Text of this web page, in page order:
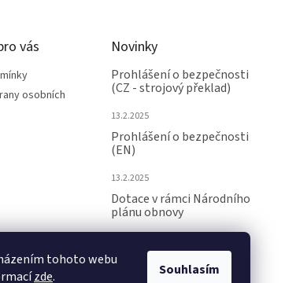
tohoto webu
zde. Souhlasím
vás
osobních
Novinky
Prohlášení o bezpečnosti
(CZ - strojový překlad)
13.2.2025
Prohlášení o bezpečnosti
(EN)
13.2.2025
Dotace v rámci Národního
plánu obnovy